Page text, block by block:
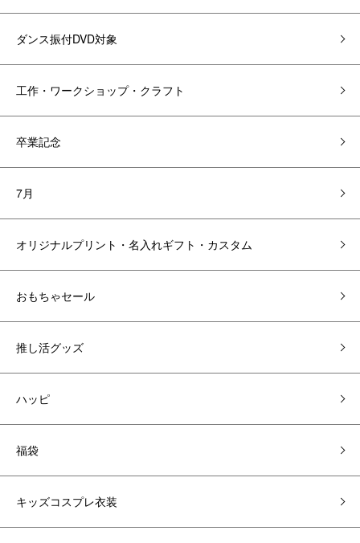
ダンス振付DVD対象
工作・ワークショップ・クラフト
卒業記念
7月
オリジナルプリント・名入れギフト・カスタム
おもちゃセール
推し活グッズ
ハッピ
福袋
キッズコスプレ衣装